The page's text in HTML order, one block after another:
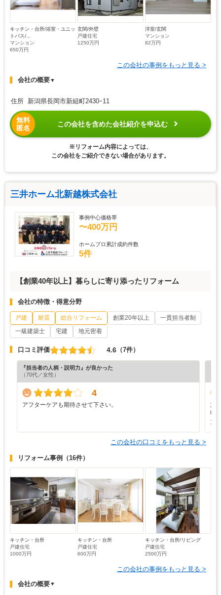
キッチン・台所/浴室・ユニッ
トバス/...
マンション
650万円
玄関/外壁
戸建住宅
1250万円
洋室/玄関
マンション
82万円
この会社の事例をもっと見る >
会社の概要▼
住所 新潟県長岡市新組町2430ｰ11
無料
匿名
この会社を含めた会社紹介を申込む
※リフォーム内容によっては、
この会社をご紹介できない場合があります。
三井ホーム北新越株式会社
事例中心価格帯
〜400万円
ホームプロ累計成約件数
5件
【創業40年以上】暮らしに寄り添ったリフォーム
会社の特徴・得意分野
戸建 耐震 総合リフォーム 創業20年以上
一貫担当者制
一級建築士
宅建 地元密着
口コミ評価 4.6 （7件）
『担当者の人柄・説明力』が良かった
（70代／女性）
4
アフターケアも期待させて下さい。
施
明
大
この会社の口コミをもっと見る >
リフォーム事例 （16件）
キッチン・台所
戸建住宅
1000万円
キッチン・台所
戸建住宅
600万円
キッチン・台所/リビング
戸建住宅
2500万円
この会社の事例をもっと見る >
会社の概要▼